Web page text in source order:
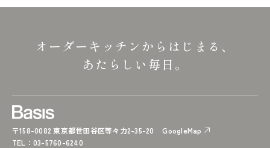
オーダーキッチンからはじまる、
あたらしい毎日。
〒158-0082 東京都世田谷区等々力2-35-20
GoogleMap
TEL ：03-5760-6240